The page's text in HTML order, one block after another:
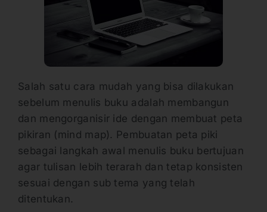
Salah satu cara mudah yang bisa dilakukan
sebelum menulis buku adalah membangun
dan mengorganisir ide dengan membuat peta
pikiran (mind map). Pembuatan peta piki
sebagai langkah awal menulis buku bertujuan
agar tulisan lebih terarah dan tetap konsisten
sesuai dengan sub tema yang telah
ditentukan.